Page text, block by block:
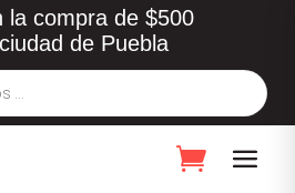
la compra de $500
de Puebla